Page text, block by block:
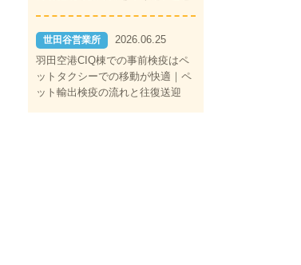
世田谷営業所
2026.06.25
羽田空港CIQ棟での事前検疫はペ
ットタクシーでの移動が快適｜ペ
ット輸出検疫の流れと往復送迎